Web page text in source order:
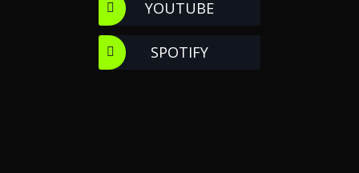
YOUTUBE
SPOTIFY